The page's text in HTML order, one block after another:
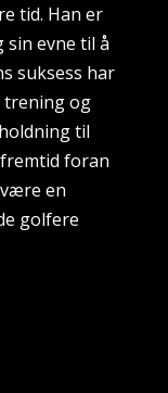
tid. Han er
evne til å
suksess har
trening og
til
foran
en
golfere